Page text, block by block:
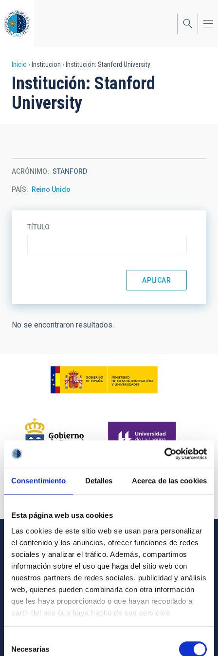
Consentimiento Detalles Acerca de las cookies
Esta página web usa cookies
Las cookies de este sitio web se usan para personalizar
el contenido y los anuncios, ofrecer funciones de redes
sociales y analizar el tráfico. Además, compartimos
información sobre el uso que haga del sitio web con
nuestros partners de redes sociales, publicidad y análisis
web, quienes pueden combinarla con otra información
que les haya proporcionado o que hayan recopilado a
partir del uso que haya hecho de sus servicios.
Necesarias
al
contenido
principal
Sobrescribir
enlaces
de
navegación
Inicio Institucion Institución: Stanford University
Institución: Stanford
University
ACRÓNIMO STANFORD
PAÍS Reino Unido
TÍTULO
No se encontraron resultados.
INFORMACIÓN GENERAL
Contacto
Cómo llegar al IAC
Directorio de personal
Biblioteca